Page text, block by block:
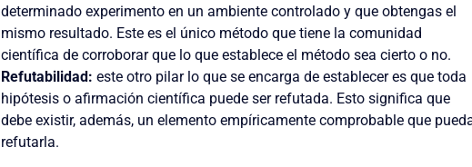
determinado experimento en un ambiente controlado y que obtengas el
mismo resultado. Este es el único método que tiene la comunidad
científica de corroborar que lo que establece el método sea cierto o no.
Refutabilidad: este otro pilar lo que se encarga de establecer es que toda
hipótesis o afirmación científica puede ser refutada. Esto significa que
debe existir, además, un elemento empíricamente comprobable que
refutarla.